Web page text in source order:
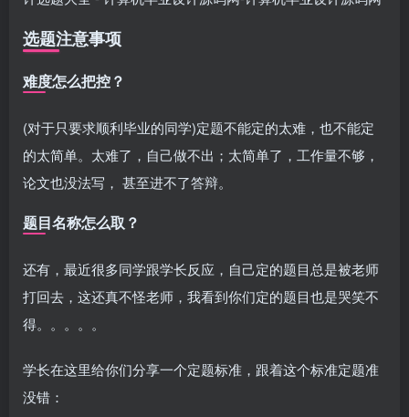
选题注意事项
难度怎么把控？
(对于只要求顺利毕业的同学)定题不能定的太难，也不能定
的太简单。太难了，自己做不出；太简单了，工作量不够，
论文也没法写， 甚至进不了答辩。
题目名称怎么取？
还有，最近很多同学跟学长反应，自己定的题目总是被老师
打回去，这还真不怪老师，我看到你们定的题目也是哭笑不
得。。。。。
学长在这里给你们分享一个定题标准，跟着这个标准定题准
没错：